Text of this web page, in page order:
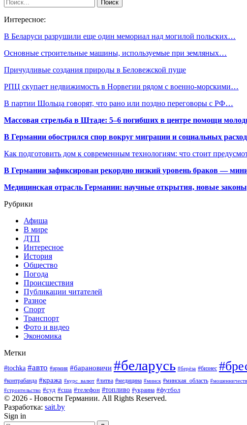
Интересное:
В Беларуси разрушили еще один мемориал над могилой польских…
Основные строительные машины, используемые при земляных…
Причудливые создания природы в Беловежской пуще
РПЦ скупает недвижимость в Норвегии рядом с военно-морскими…
В партии Шольца говорят, что рано или поздно переговоры с РФ…
Массовая стрельба в Штаде: 5–6 погибших в центре помощи
В Германии обострился спор вокруг миграции и социальных
Как подготовить дом к современным технологиям: что стоит
В Германии зафиксирован рекордно низкий уровень браков —
Медицинская отрасль Германии: научные открытия, новые
Рубрики
Афиша
В мире
ДТП
Интересное
История
Общество
Погода
Происшествия
Публикации читателей
Разное
Спорт
Транспорт
Фото и видео
Экономика
Метки
#tochka #авто #армия #барановичи #беларусь #берёза #бизнес
#контрабанда #кража #курс_валют #литва #медицина #минск #минская_область
#строительство #суд #сша #телефон #топливо #украина #футбол
© 2026 - Новости Германии. All Rights Reserved.
Разработка: sait.by
Sign in